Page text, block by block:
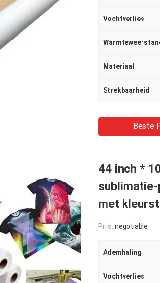
Vochtverlies
Materiaal
Strekbaarheid
Beste
44 inch *
met
Prijs: negotiable
Ademhaling
Vochtverlies